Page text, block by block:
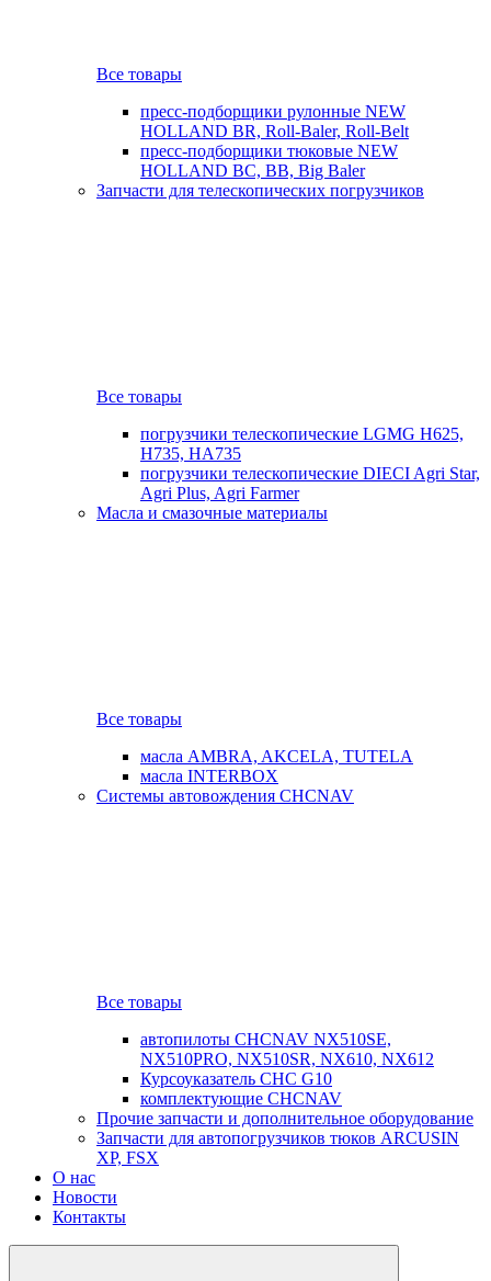
Все товары
пресс-подборщики рулонные NEW
HOLLAND BR, Roll-Baler, Roll-Belt
пресс-подборщики тюковые NEW
HOLLAND BC, BB, Big Baler
Запчасти для телескопических погрузчиков
Все товары
погрузчики телескопические LGMG H625,
H735, HA735
погрузчики телескопические DIECI Agri Star,
Agri Plus, Agri Farmer
Масла и смазочные материалы
Все товары
масла AMBRA, AKCELA, TUTELA
масла INTERBOX
Системы автовождения CHCNAV
Все товары
автопилоты CHCNAV NX510SE,
NX510PRO, NX510SR, NX610, NX612
Курсоуказатель CHC G10
комплектующие CHCNAV
Прочие запчасти и дополнительное оборудование
Запчасти для автопогрузчиков тюков ARCUSIN
XP, FSX
О нас
Новости
Контакты